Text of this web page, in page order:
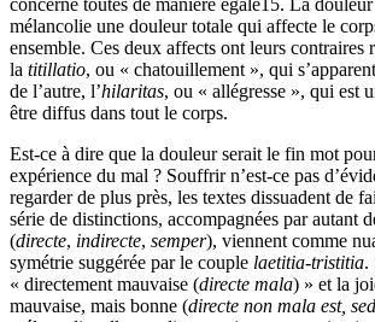
concerne toutes de manière égale15. La
mélancolie une douleur totale qui affecte le
ensemble. Ces deux affects ont leurs contraires
la titillatio, ou « chatouillement », qui
de l’autre, l’hilaritas, ou « allégresse », qui est
être diffus dans tout le corps.
Est-ce à dire que la douleur serait le fin mot
expérience du mal ? Souffrir n’est-ce pas
regarder de plus près, les textes dissuadent de
série de distinctions, accompagnées par autant
(directe, indirecte, semper), viennent comme
symétrie suggérée par le couple laetitia-tristitia.
« directement mauvaise (directe mala) » et la
mauvaise, mais bonne (directe non mala est,